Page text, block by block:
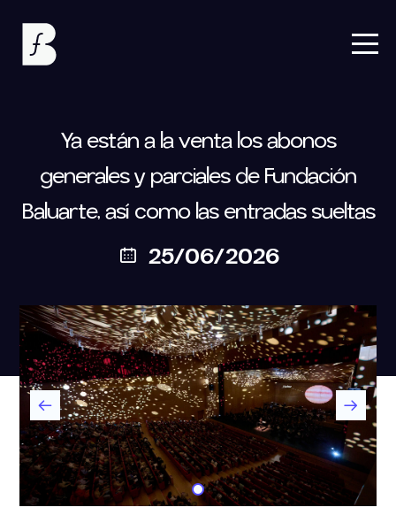
Ya están a la venta los abonos
generales y parciales de Fundación
Baluarte, así como las entradas sueltas
25/06/2026